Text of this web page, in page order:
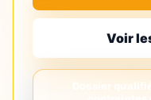
Voir